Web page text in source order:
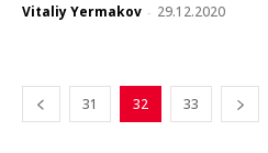
Vitaliy Yermakov - 29.12.2020
31 32 33